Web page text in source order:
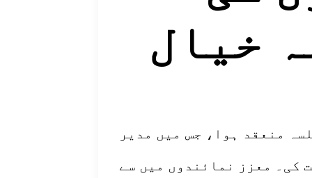
خیال
منعقد ہوا، جس میں مدیر
کی۔ معزز نمائندوں میں سے